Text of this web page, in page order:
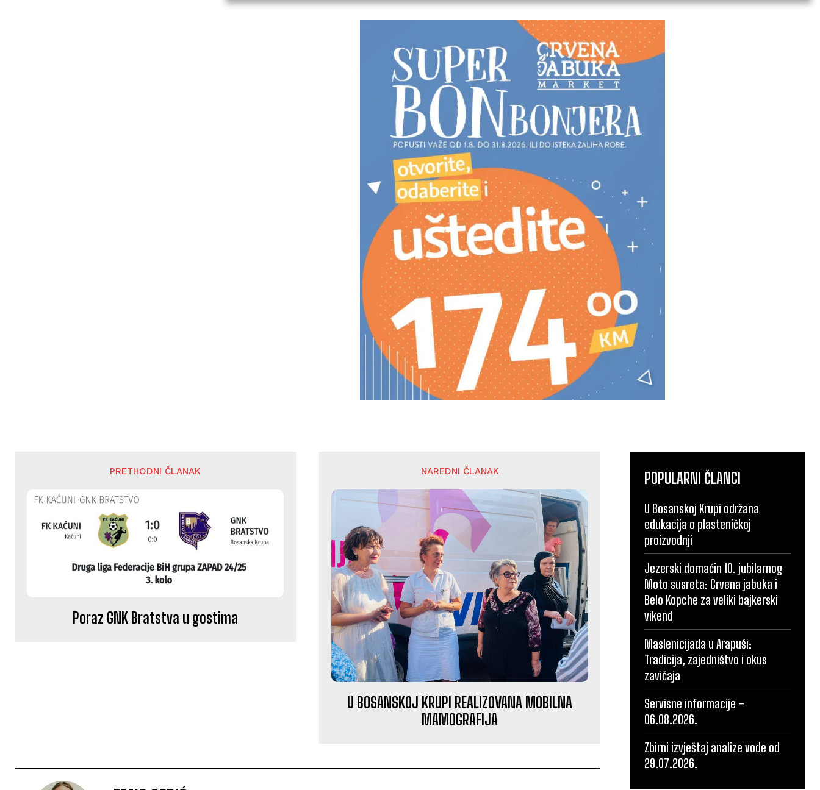
PRETHODNI ČLANAK
Poraz GNK Bratstva u gostima
NAREDNI ČLANAK
U BOSANSKOJ KRUPI REALIZOVANA MOBILNA
MAMOGRAFIJA
POPULARNI ČLANCI
U Bosanskoj Krupi održana
edukacija o plasteničkoj
proizvodnji
Jezerski domaćin 10. jubilarnog
Moto susreta: Crvena jabuka i
Belo Kopche za veliki bajkerski
vikend
Maslenicijada u Arapuši:
Tradicija, zajedništvo i okus
zavičaja
Servisne informacije –
06.08.2026.
Zbirni izvještaj analize vode od
29.07.2026.